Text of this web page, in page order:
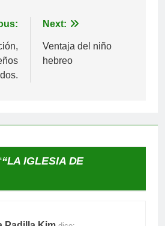
Next:
Ventaja del niño
hebreo
“LA IGLESIA DE